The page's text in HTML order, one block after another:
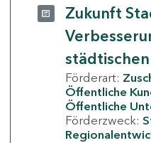
Zukunft
städtischen
Förderart:
Öffentliche
Öffentliche
Förderzweck: